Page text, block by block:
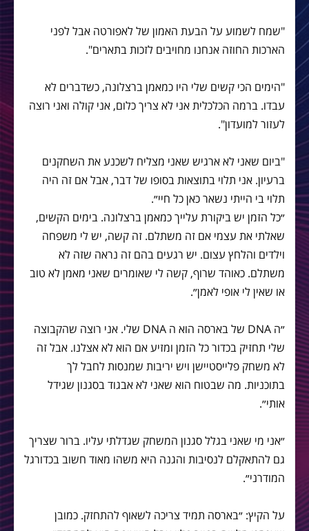
"שמח לשמוע על הבעת האמון של לאפורטה אבל לפני
הארכות החוזה אנחנו מחויבים לזכות בתארים".
"הימים הכי קשים שלי היו כמאמן ברצלונה, כשדברים לא
עבדו. ברמה הכלכלית אני לא צריך כלום, אני קולה ואני רוצה
לעזור למועדון".
"ביום שאני לא ארגיש שאני מצליח לשכנע את השחקנים
ברעיון. אני תלוי בתוצאות בסופו של דבר, אבל אם זה היה
תלוי בי הייתי נשאר כאן כל חיי״.
״כל הזמן יש ביקורת עלייך כמאמן ברצלונה. בימים הקשים,
שאלתי את עצמי אם זה משתלם. זה קשה, יש לי משפחה
וילדים והלחץ עצום. יש רגעים בהם זה נראה שזה לא
משתלם. כאוהד שרוף, קשה לי שאומרים שאני מאמן לא טוב
או שאין לי אופי לאמן״.
״ה DNA של בארסה הוא ה DNA שלי. אני רוצה שהקבוצה
שלי תחזיק בכדור כל הזמן ומזיע אם הוא לא אצלנו. אבל זה
לא משחק פלייסטיישן ויש יריבות שמנסות לחבל לך
בתוכניות. מה שבטוח הוא שאני לא אבגוד בסגנון שגידל
אותי״.
״אני מי שאני בגלל סגנון המשחק שגדלתי עליו. ברור שצריך
גם להתאקלם לנסיבות והגנה היא משהו מאוד חשוב בכדורגל
המודרני״.
על הקיץ: ״בארסה תמיד צריכה לשאוף להתחזק. כמובן